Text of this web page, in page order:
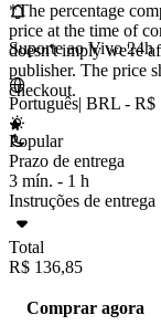
Suporte ao Vivo 24h
Português| BRL - R$
*The percentage
price at the time of
doesn't imply we're
publisher. The price
checkout.
Popular
Prazo de entrega
3 mín. - 1 h
Instruções de entrega
Total
R$ 136,85
Comprar agora